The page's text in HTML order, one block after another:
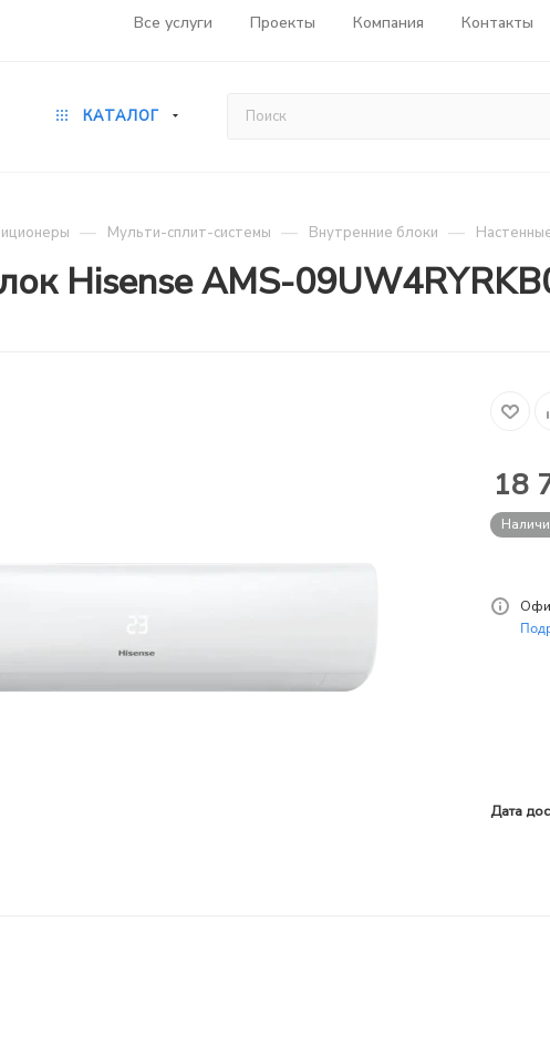
Все услуги Проекты Компания Контакты
КАТАЛОГ
— Мульти-сплит-системы — Внутренние блоки —
Hisense AMS-
18
Дата